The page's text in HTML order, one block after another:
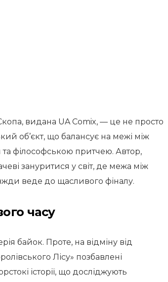
видана UA Comix, — це не просто
об’єкт, що балансує на межі між
філософською притчею. Автор,
зануритися у світ, де межа між
веде до щасливого фіналу.
часу
байок. Проте, на відміну від
Лісу» позбавлені
історії, що досліджують